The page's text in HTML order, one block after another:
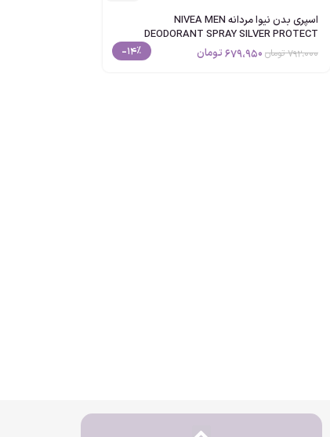
اسپری بدن نیوا مردانه NIVEA MEN
DEODORANT SPRAY SILVER PROTECT
حجم150ml اصل
792،000 تومان 679،950 تومان -14%